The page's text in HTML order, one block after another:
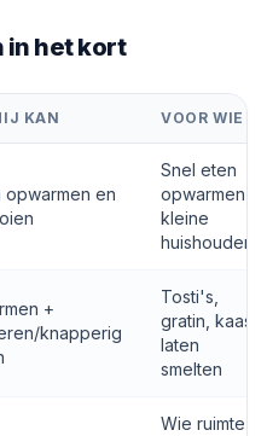
in het kort
KAN VOOR WIE
opwarmen en
Snel eten
opwarmen,
kleine
huishoudens
+
knapperig
Tosti's,
gratin, kaas
laten
smelten
Wie ruimte